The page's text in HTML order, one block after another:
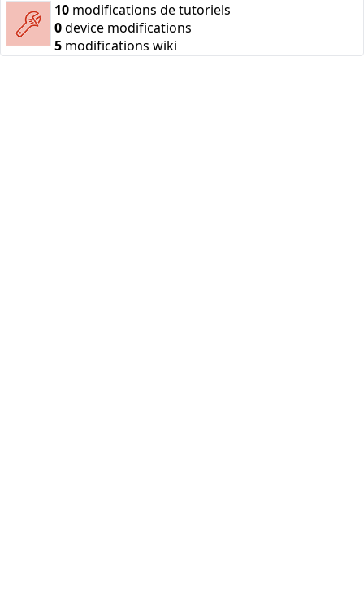
10 modifications de tutoriels
0device modifications
5 modifications wiki